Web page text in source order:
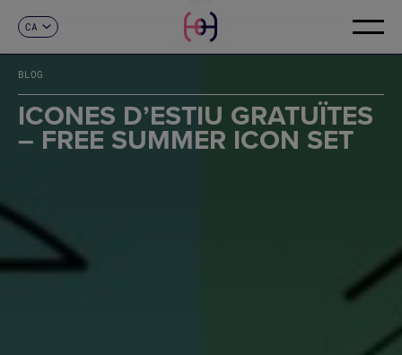
CA
FR
DE
IT
PT
CONTACTE
BLOG
ICONES D’ESTIU GRATUÏTES
– FREE SUMMER ICON SET